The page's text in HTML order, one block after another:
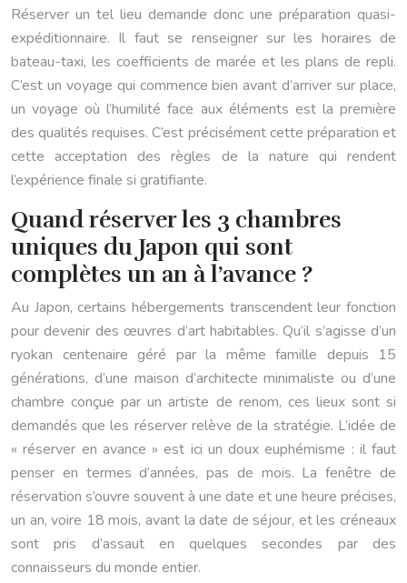
Réserver un tel lieu demande donc une préparation quasi-
expéditionnaire. Il faut se renseigner sur les horaires de
bateau-taxi, les coefficients de marée et les plans de repli.
C’est un voyage qui commence bien avant d’arriver sur place,
un voyage où l’humilité face aux éléments est la première
des qualités requises. C’est précisément cette préparation et
cette acceptation des règles de la nature qui rendent
l’expérience finale si gratifiante.
Quand réserver les 3 chambres
uniques du Japon qui sont
complètes un an à l’avance ?
Au Japon, certains hébergements transcendent leur fonction
pour devenir des œuvres d’art habitables. Qu’il s’agisse d’un
ryokan centenaire géré par la même famille depuis 15
générations, d’une maison d’architecte minimaliste ou d’une
chambre conçue par un artiste de renom, ces lieux sont si
demandés que les réserver relève de la stratégie. L’idée de
« réserver en avance » est ici un doux euphémisme : il faut
penser en termes d’années, pas de mois. La fenêtre de
réservation s’ouvre souvent à une date et une heure précises,
un an, voire 18 mois, avant la date de séjour, et les créneaux
sont pris d’assaut en quelques secondes par des
connaisseurs du monde entier.